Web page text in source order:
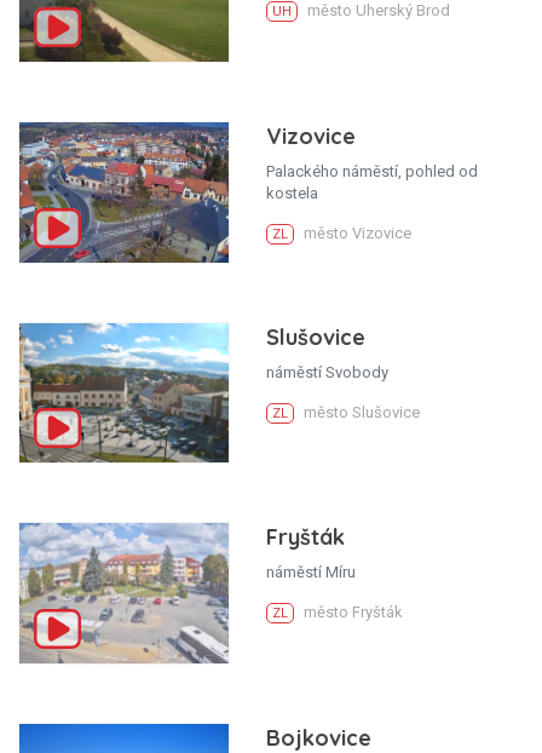
UH město Uherský Brod
Vizovice
Palackého náměstí, pohled od
kostela
ZL město Vizovice
Slušovice
náměstí Svobody
ZL město Slušovice
Fryšták
náměstí Míru
ZL město Fryšták
Bojkovice